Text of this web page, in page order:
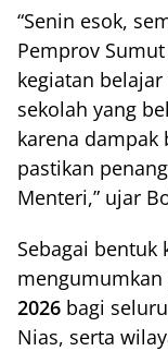
“Senin esok,
Pemprov
kegiatan
sekolah yang
karena dampak
pastikan
Menteri,” ujar
Sebagai bentuk
mengumumkan
2026 bagi
Nias, serta